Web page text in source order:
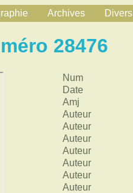
Archives Divers
28476
Num
Date
Amj
Auteur
Auteur
Auteur
Auteur
Auteur
Auteur
Auteur